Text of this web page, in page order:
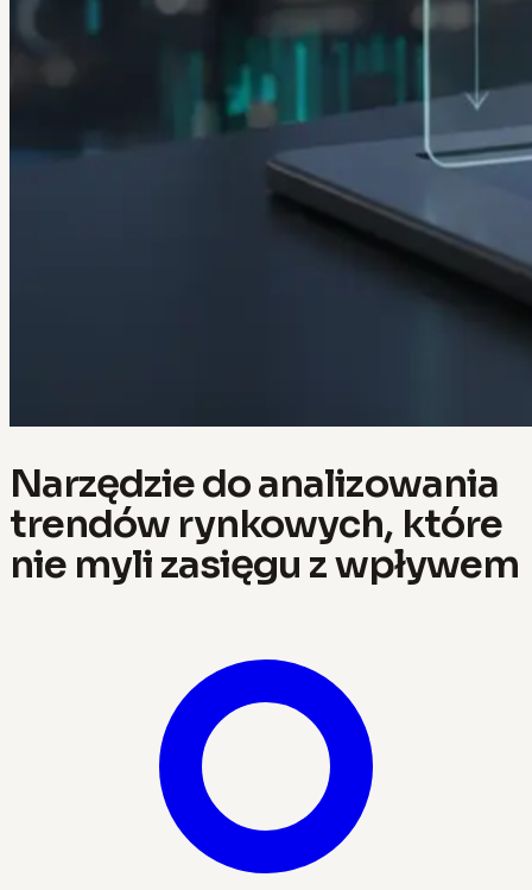
Narzędzie do analizowania
trendów rynkowych, które
nie myli zasięgu z wpływem